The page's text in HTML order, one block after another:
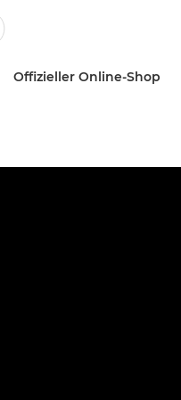
Offizieller Online-Shop